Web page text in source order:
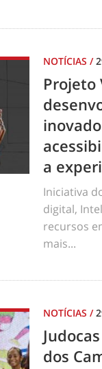
NOTÍCIAS /
Projeto
a
Iniciativa
digital,
recursos
mais...
NOTÍCIAS /
dos